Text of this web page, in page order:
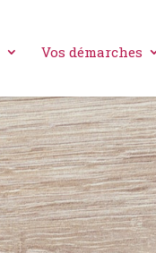
Vos démarches